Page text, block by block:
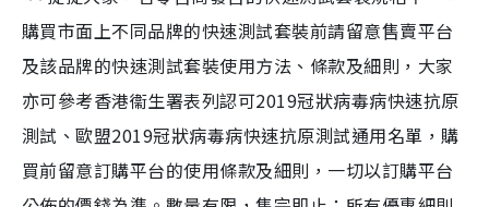
購買市面上不同品牌的快速測試套裝前請留意售賣平台
及該品牌的快速測試套裝使用方法、條款及細則，大家
亦可參考香港衞生署表列認可2019冠狀病毒病快速抗原
測試、歐盟2019冠狀病毒病快速抗原測試通用名單，購
買前留意訂購平台的使用條款及細則，一切以訂購平台